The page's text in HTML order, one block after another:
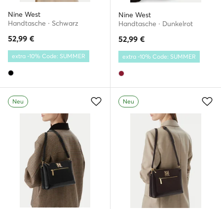
Nine West
Handtasche · Schwarz
52,99 €
extra -10% Code: SUMMER
Nine West
Handtasche · Dunkelrot
52,99 €
extra -10% Code: SUMMER
Neu Neu